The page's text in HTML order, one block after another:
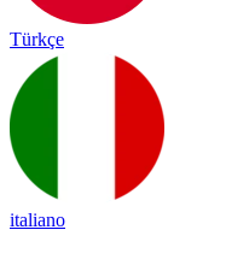
Türkçe
italiano